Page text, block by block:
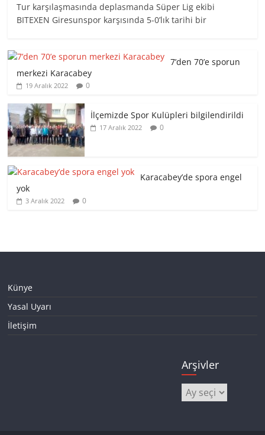
Tur karşılaşmasında deplasmanda Süper Lig ekibi
BITEXEN Giresunspor karşısında 5-0’lık tarihi bir
7’den 70’e sporun
merkezi Karacabey
19 Aralık 2022 0
İlçemizde Spor Kulüpleri bilgilendirildi
17 Aralık 2022 0
Karacabey’de spora engel
yok
3 Aralık 2022 0
Künye
Yasal Uyarı
İletişim
Arşivler
Arşivler